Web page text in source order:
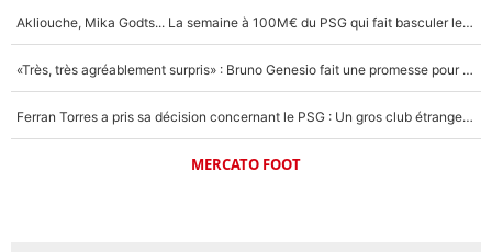
Akliouche, Mika Godts... La semaine à 100M€ du PSG qui fait basculer le mercato du PSG !
«Très, très agréablement surpris» : Bruno Genesio fait une promesse pour la suite du mercato de l’OM et rassure les supporters
Ferran Torres a pris sa décision concernant le PSG : Un gros club étranger prêt à relancer le feuilleton pour la signature du champion du monde 2026 !
MERCATO FOOT